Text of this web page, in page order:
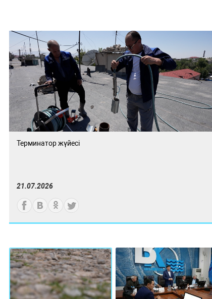
Терминатор жүйесі
21.07.2026